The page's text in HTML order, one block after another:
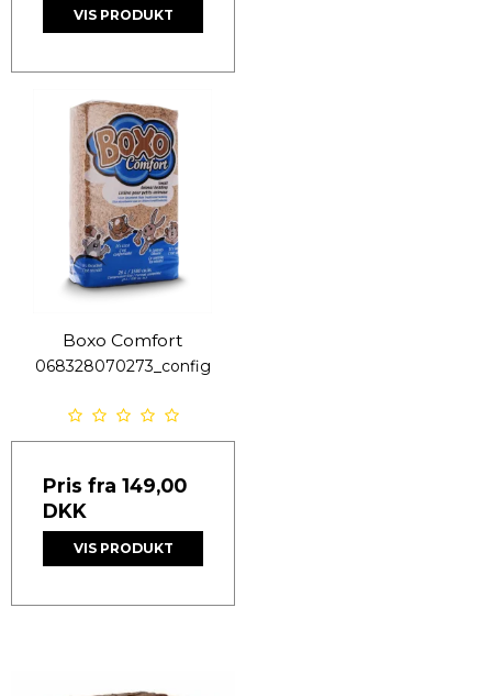
VIS PRODUKT
Boxo Comfort
068328070273_config
Pris fra 149,00
DKK
VIS PRODUKT